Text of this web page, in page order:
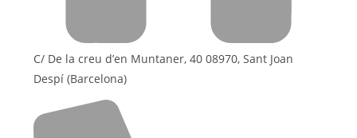
C/ De la creu d’en Muntaner, 40 08970, Sant Joan
Despí (Barcelona)